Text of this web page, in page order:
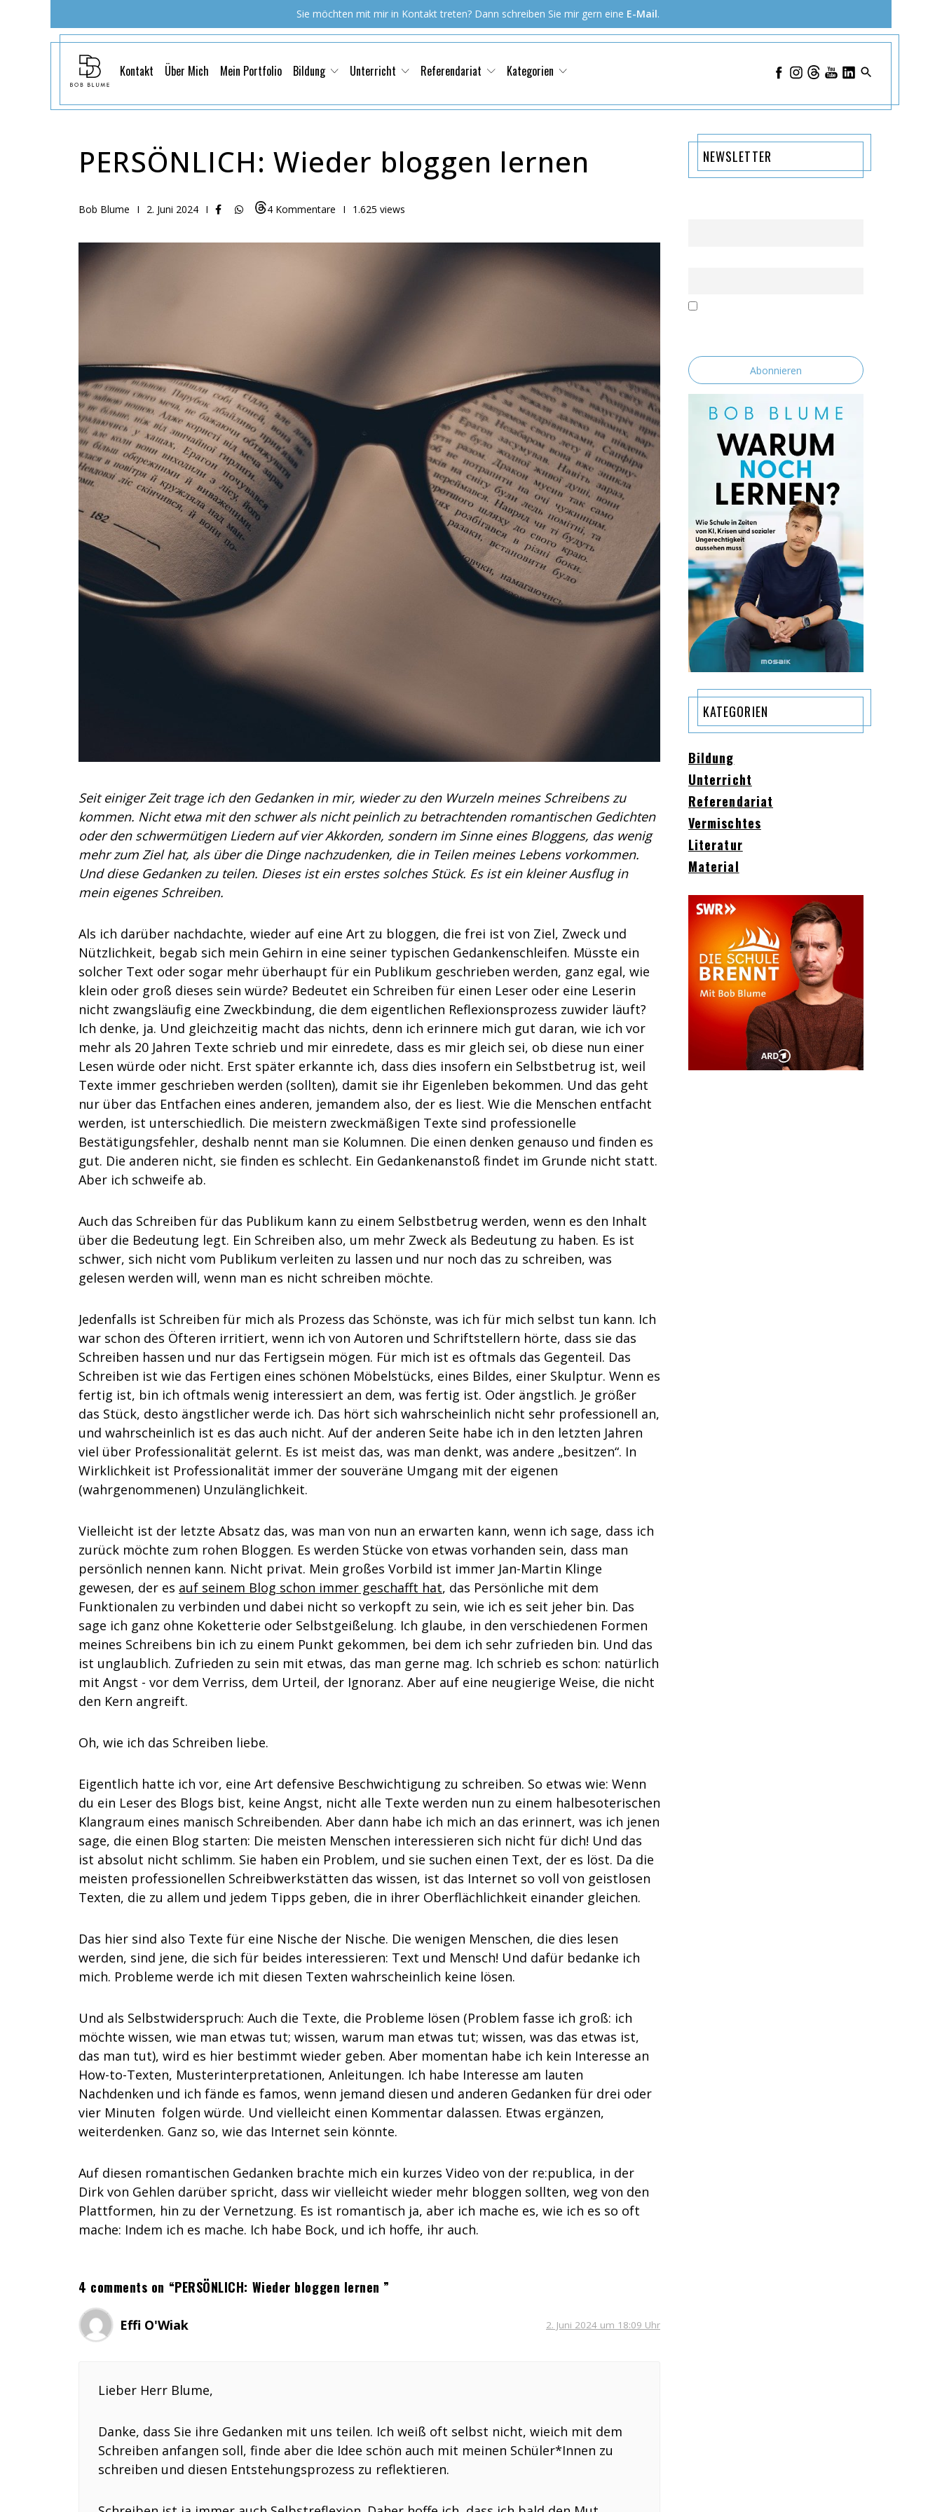
Sie möchten mit mir in Kontakt treten? Dann schreiben Sie mir gern eine E-Mail.
Kontakt Über Mich Mein Portfolio Bildung Unterricht Referendariat Kategorien
PERSÖNLICH: Wieder bloggen lernen
Bob Blume I 2. Juni 2024 I 4 Kommentare I 1.625 views
Seit einiger Zeit trage ich den Gedanken in mir, wieder zu den Wurzeln meines Schreibens zu
kommen. Nicht etwa mit den schwer als nicht peinlich zu betrachtenden romantischen Gedichten
oder den schwermütigen Liedern auf vier Akkorden, sondern im Sinne eines Bloggens, das wenig
mehr zum Ziel hat, als über die Dinge nachzudenken, die in Teilen meines Lebens vorkommen.
Und diese Gedanken zu teilen. Dieses ist ein erstes solches Stück. Es ist ein kleiner Ausflug in
mein eigenes Schreiben.
Als ich darüber nachdachte, wieder auf eine Art zu bloggen, die frei ist von Ziel, Zweck und
Nützlichkeit, begab sich mein Gehirn in eine seiner typischen Gedankenschleifen. Müsste ein
solcher Text oder sogar mehr überhaupt für ein Publikum geschrieben werden, ganz egal, wie
klein oder groß dieses sein würde? Bedeutet ein Schreiben für einen Leser oder eine Leserin
nicht zwangsläufig eine Zweckbindung, die dem eigentlichen Reflexionsprozess zuwider läuft?
Ich denke, ja. Und gleichzeitig macht das nichts, denn ich erinnere mich gut daran, wie ich vor
mehr als 20 Jahren Texte schrieb und mir einredete, dass es mir gleich sei, ob diese nun einer
Lesen würde oder nicht. Erst später erkannte ich, dass dies insofern ein Selbstbetrug ist, weil
Texte immer geschrieben werden (sollten), damit sie ihr Eigenleben bekommen. Und das geht
nur über das Entfachen eines anderen, jemandem also, der es liest. Wie die Menschen entfacht
werden, ist unterschiedlich. Die meistern zweckmäßigen Texte sind professionelle
Bestätigungsfehler, deshalb nennt man sie Kolumnen. Die einen denken genauso und finden es
gut. Die anderen nicht, sie finden es schlecht. Ein Gedankenanstoß findet im Grunde nicht statt.
Aber ich schweife ab.
Auch das Schreiben für das Publikum kann zu einem Selbstbetrug werden, wenn es den Inhalt
über die Bedeutung legt. Ein Schreiben also, um mehr Zweck als Bedeutung zu haben. Es ist
schwer, sich nicht vom Publikum verleiten zu lassen und nur noch das zu schreiben, was
gelesen werden will, wenn man es nicht schreiben möchte.
Jedenfalls ist Schreiben für mich als Prozess das Schönste, was ich für mich selbst tun kann. Ich
war schon des Öfteren irritiert, wenn ich von Autoren und Schriftstellern hörte, dass sie das
Schreiben hassen und nur das Fertigsein mögen. Für mich ist es oftmals das Gegenteil. Das
Schreiben ist wie das Fertigen eines schönen Möbelstücks, eines Bildes, einer Skulptur. Wenn es
fertig ist, bin ich oftmals wenig interessiert an dem, was fertig ist. Oder ängstlich. Je größer
das Stück, desto ängstlicher werde ich. Das hört sich wahrscheinlich nicht sehr professionell an,
und wahrscheinlich ist es das auch nicht. Auf der anderen Seite habe ich in den letzten Jahren
viel über Professionalität gelernt. Es ist meist das, was man denkt, was andere „besitzen“. In
Wirklichkeit ist Professionalität immer der souveräne Umgang mit der eigenen
(wahrgenommenen) Unzulänglichkeit.
Vielleicht ist der letzte Absatz das, was man von nun an erwarten kann, wenn ich sage, dass ich
zurück möchte zum rohen Bloggen. Es werden Stücke von etwas vorhanden sein, dass man
persönlich nennen kann. Nicht privat. Mein großes Vorbild ist immer Jan-Martin Klinge
gewesen, der es auf seinem Blog schon immer geschafft hat, das Persönliche mit dem
Funktionalen zu verbinden und dabei nicht so verkopft zu sein, wie ich es seit jeher bin. Das
sage ich ganz ohne Koketterie oder Selbstgeißelung. Ich glaube, in den verschiedenen Formen
meines Schreibens bin ich zu einem Punkt gekommen, bei dem ich sehr zufrieden bin. Und das
ist unglaublich. Zufrieden zu sein mit etwas, das man gerne mag. Ich schrieb es schon: natürlich
mit Angst - vor dem Verriss, dem Urteil, der Ignoranz. Aber auf eine neugierige Weise, die nicht
den Kern angreift.
Oh, wie ich das Schreiben liebe.
Eigentlich hatte ich vor, eine Art defensive Beschwichtigung zu schreiben. So etwas wie: Wenn
du ein Leser des Blogs bist, keine Angst, nicht alle Texte werden nun zu einem halbesoterischen
Klangraum eines manisch Schreibenden. Aber dann habe ich mich an das erinnert, was ich jenen
sage, die einen Blog starten: Die meisten Menschen interessieren sich nicht für dich! Und das
ist absolut nicht schlimm. Sie haben ein Problem, und sie suchen einen Text, der es löst. Da die
meisten professionellen Schreibwerkstätten das wissen, ist das Internet so voll von geistlosen
Texten, die zu allem und jedem Tipps geben, die in ihrer Oberflächlichkeit einander gleichen.
Das hier sind also Texte für eine Nische der Nische. Die wenigen Menschen, die dies lesen
werden, sind jene, die sich für beides interessieren: Text und Mensch! Und dafür bedanke ich
mich. Probleme werde ich mit diesen Texten wahrscheinlich keine lösen.
Und als Selbstwiderspruch: Auch die Texte, die Probleme lösen (Problem fasse ich groß: ich
möchte wissen, wie man etwas tut; wissen, warum man etwas tut; wissen, was das etwas ist,
das man tut), wird es hier bestimmt wieder geben. Aber momentan habe ich kein Interesse an
How-to-Texten, Musterinterpretationen, Anleitungen. Ich habe Interesse am lauten
Nachdenken und ich fände es famos, wenn jemand diesen und anderen Gedanken für drei oder
vier Minuten folgen würde. Und vielleicht einen Kommentar dalassen. Etwas ergänzen,
weiterdenken. Ganz so, wie das Internet sein könnte.
Auf diesen romantischen Gedanken brachte mich ein kurzes Video von der re:publica, in der
Dirk von Gehlen darüber spricht, dass wir vielleicht wieder mehr bloggen sollten, weg von den
Plattformen, hin zu der Vernetzung. Es ist romantisch ja, aber ich mache es, wie ich es so oft
mache: Indem ich es mache. Ich habe Bock, und ich hoffe, ihr auch.
4 comments on “PERSÖNLICH: Wieder bloggen lernen ”
Effi O'Wiak 2. Juni 2024 um 18:09 Uhr
Lieber Herr Blume,
Danke, dass Sie ihre Gedanken mit uns teilen. Ich weiß oft selbst nicht, wieich mit dem
Schreiben anfangen soll, finde aber die Idee schön auch mit meinen Schüler*Innen zu
schreiben und diesen Entstehungsprozess zu reflektieren.
NEWSLETTER
KATEGORIEN
Bildung
Unterricht
Referendariat
Vermischtes
Literatur
Material